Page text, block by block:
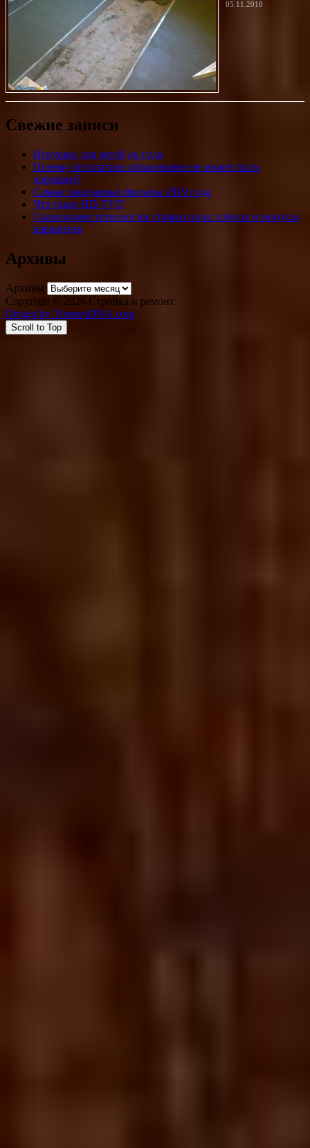
05.11.2018
Свежие записи
Игрушки для детей до года
Почему бесплатное образование не может быть
хорошим?
Самые ожидаемые фильмы 2019 года
Что такое HD-TVI?
Сравниваем технологии стяжки пола: плюсы и минусы
вариантов
Архивы
Архивы
Copyright © 2026 Стройка и ремонт
Design by ThemesDNA.com
Scroll to Top